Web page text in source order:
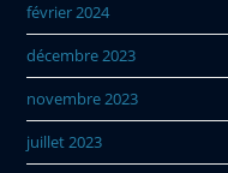
février 2024
décembre 2023
novembre 2023
juillet 2023